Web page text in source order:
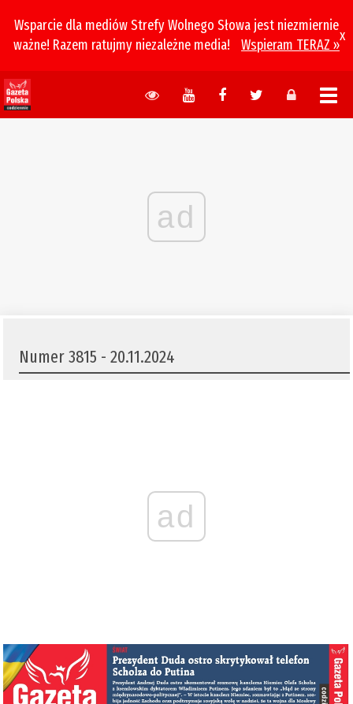
Wsparcie dla mediów Strefy Wolnego Słowa jest niezmiernie
ważne! Razem ratujmy niezależne media!
Wspieram TERAZ »
x
ad
Numer 3815 - 20.11.2024
ad